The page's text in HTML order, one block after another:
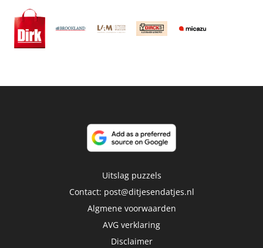
Uitslag puzzels
Contact: post@ditjesendatjes.nl
Algmene voorwaarden
AVG verklaring
Disclaimer